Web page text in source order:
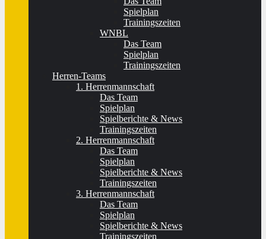
Spielplan
Trainingszeiten
WNBL
Das Team
Spielplan
Trainingszeiten
Herren-Teams
1. Herrenmannschaft
Das Team
Spielplan
Spielberichte & News
Trainingszeiten
2. Herrenmannschaft
Das Team
Spielplan
Spielberichte & News
Trainingszeiten
3. Herrenmannschaft
Das Team
Spielplan
Spielberichte & News
Trainingszeiten